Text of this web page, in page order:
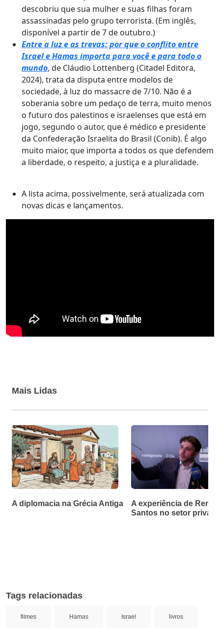
descobriu que sua mulher e suas filhas foram
assassinadas pelo grupo terrorista. (Em inglês,
disponível a partir de 7 de outubro.)
Entre a luz e as trevas: por que o conflito entre
Israel e Hamas importa para você e para todo o
mundo, de Cláudio Lottenberg (Citadel Editora,
2024), trata da disputa entre modelos de
sociedade, à luz do massacre de 7/10. Não é a
soberania sobre um pedaço de terra, muito menos
o futuro dos palestinos e israelenses que está em
jogo, segundo o autor, que é médico e presidente
da Confederação Israelita do Brasil (Conib). É algo
muito maior, que importa a todos os que defendem
a liberdade, o respeito, a justiça e a pluralidade.
A lista acima, possivelmente, será atualizada com
novas dicas e lançamentos.
Mais Lidas
A diplomacia na Grécia Antiga
A experiência de Renan
Santos no setor
Tags relacionadas
filmes Hamas Israel livros